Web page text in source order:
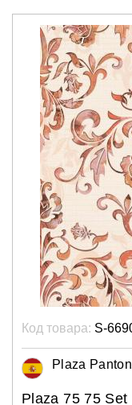
Код товара: S-
Plaza
Plaza 75 75